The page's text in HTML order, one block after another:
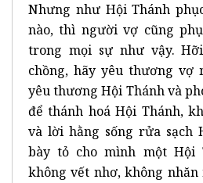
Nhưng như Hội Thánh
nào, thì người vợ cũng
trong mọi sự như vậy.
chồng, hãy yêu thương
yêu thương Hội Thánh và
để thánh hoá Hội Thánh,
và lời hằng sống rửa sạch
bày tỏ cho mình một Hội
không vết nhơ, không nhăn